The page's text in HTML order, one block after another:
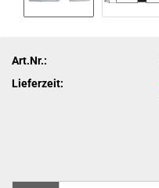
Art.Nr.:
Lieferzeit: